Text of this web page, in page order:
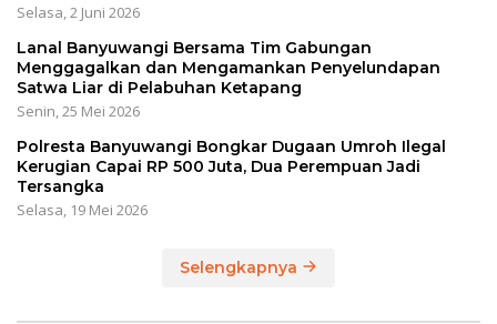
Selasa, 2 Juni 2026
Lanal Banyuwangi Bersama Tim Gabungan
Menggagalkan dan Mengamankan Penyelundapan
Satwa Liar di Pelabuhan Ketapang
Senin, 25 Mei 2026
Polresta Banyuwangi Bongkar Dugaan Umroh Ilegal
Kerugian Capai RP 500 Juta, Dua Perempuan Jadi
Tersangka
Selasa, 19 Mei 2026
Selengkapnya